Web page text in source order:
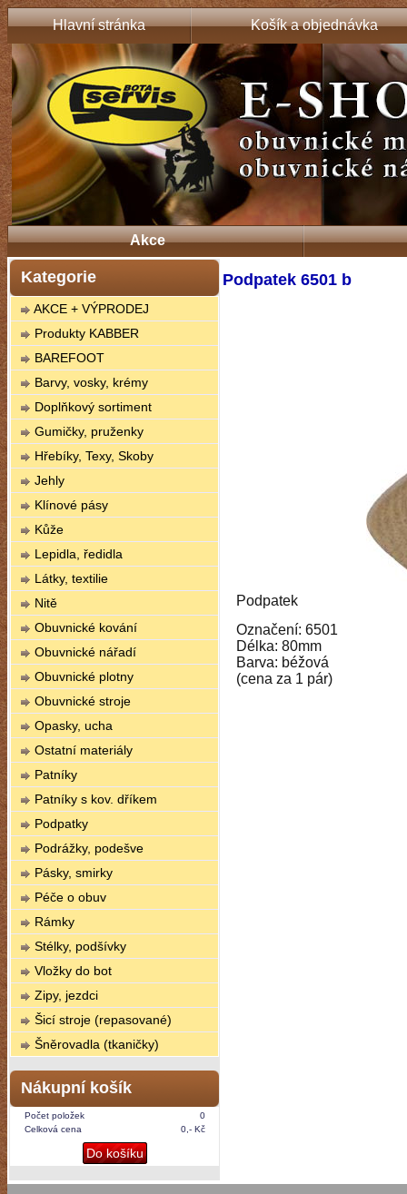
Hlavní stránka Košík a objednávka
Akce
Kategorie
AKCE + VÝPRODEJ
Produkty KABBER
BAREFOOT
Barvy, vosky, krémy
Doplňkový sortiment
Gumičky, pruženky
Hřebíky, Texy, Skoby
Jehly
Klínové pásy
Kůže
Lepidla, ředidla
Látky, textilie
Nitě
Obuvnické kování
Obuvnické nářadí
Obuvnické plotny
Obuvnické stroje
Opasky, ucha
Ostatní materiály
Patníky
Patníky s kov. dříkem
Podpatky
Podrážky, podešve
Pásky, smirky
Péče o obuv
Rámky
Stélky, podšívky
Vložky do bot
Zipy, jezdci
Šicí stroje (repasované)
Šněrovadla (tkaničky)
Nákupní košík
Počet položek
0
Celková cena
0,- Kč
Do košíku
Podpatek 6501 b
Podpatek
Označení: 6501
Délka: 80mm
Barva: béžová
(cena za 1 pár)